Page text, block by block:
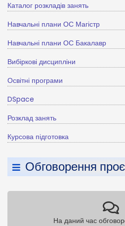
Каталог розкладів занять
Навчальні плани ОС Магістр
Навчальні плани ОС Бакалавр
Вибіркові дисципліни
Освітні програми
DSpace
Розклад занять
Курсова підготовка
Обговорення
На даний час